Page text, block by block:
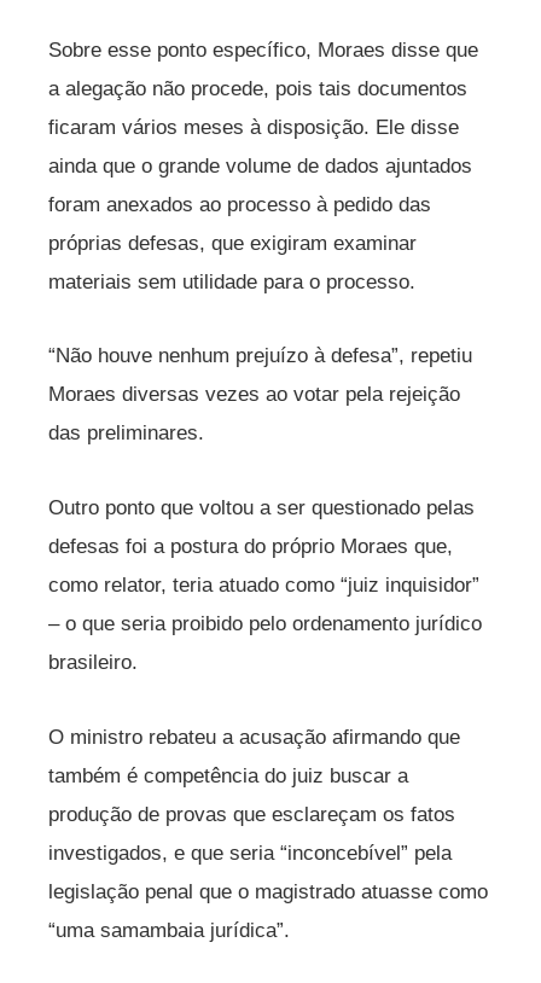
Sobre esse ponto específico, Moraes disse que
a alegação não procede, pois tais documentos
ficaram vários meses à disposição. Ele disse
ainda que o grande volume de dados ajuntados
foram anexados ao processo à pedido das
próprias defesas, que exigiram examinar
materiais sem utilidade para o processo.
“Não houve nenhum prejuízo à defesa”, repetiu
Moraes diversas vezes ao votar pela rejeição
das preliminares.
Outro ponto que voltou a ser questionado pelas
defesas foi a postura do próprio Moraes que,
como relator, teria atuado como “juiz inquisidor”
– o que seria proibido pelo ordenamento jurídico
brasileiro.
O ministro rebateu a acusação afirmando que
também é competência do juiz buscar a
produção de provas que esclareçam os fatos
investigados, e que seria “inconcebível” pela
legislação penal que o magistrado atuasse como
“uma samambaia jurídica”.